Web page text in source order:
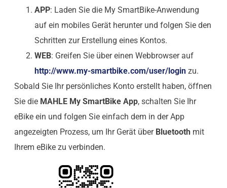
APP: Laden Sie die My SmartBike-Anwendung
auf ein mobiles Gerät herunter und folgen Sie den
Schritten zur Erstellung eines Kontos.
WEB: Greifen Sie über einen Webbrowser auf
http://www.my-smartbike.com/user/loginzu.
Sobald Sie Ihr persönliches Konto erstellt haben, öffnen
Sie die MAHLE My SmartBike App, schalten Sie Ihr
eBike ein und folgen Sie einfach dem in der App
angezeigten Prozess, um Ihr Gerät über Bluetoothmit
Ihrem eBike zu verbinden.